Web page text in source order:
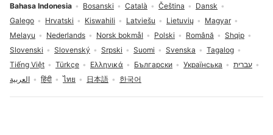
Bahasa Indonesia
Bosanski Català Čeština
Dansk
Galego
Hrvatski Kiswahili Latviešu Lietuvių
Magyar
Melayu
Nederlands Norsk bokmål Polski Română
Shqip
Slovenski
Slovenský Srpski Suomi Svenska
Tagalog
Tiếng Việt
Türkçe Ελληνικά Български Українська
עברית
العربية
हिंदी ไทย 日本語 한국어